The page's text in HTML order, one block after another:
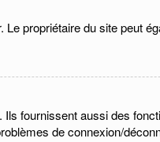
Le propriétaire du site peut
fournissent aussi des
de connexion/